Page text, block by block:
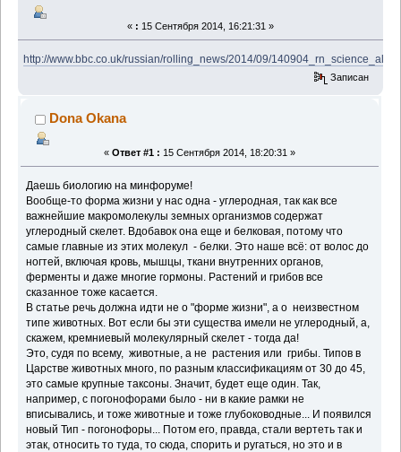
« : 15 Сентября 2014, 16:21:31 »
http://www.bbc.co.uk/russian/rolling_news/2014/09/
Записан
Dona Okana
« Ответ #1 : 15 Сентября 2014, 18:20:31 »
Даешь биологию на минфоруме!
Вообще-то форма жизни у нас одна - углеродная, так как все
важнейшие макромолекулы земных организмов содержат
углеродный скелет. Вдобавок она еще и белковая, потому что
самые главные из этих молекул - белки. Это наше всё: от волос до
ногтей, включая кровь, мышцы, ткани внутренних органов,
ферменты и даже многие гормоны. Растений и грибов все
сказанное тоже касается.
В статье речь должна идти не о "форме жизни", а о неизвестном
типе животных. Вот если бы эти существа имели не углеродный, а,
скажем, кремниевый молекулярный скелет - тогда да!
Это, судя по всему, животные, а не растения или грибы. Типов в
Царстве животных много, по разным классификациям от 30 до 45,
это самые крупные таксоны. Значит, будет еще один. Так,
например, с погонофорами было - ни в какие рамки не
вписывались, и тоже животные и тоже глубоководные... И появился
новый Тип - погонофоры... Потом его, правда, стали вертеть так и
этак, относить то туда, то сюда, спорить и ругаться, но это и в